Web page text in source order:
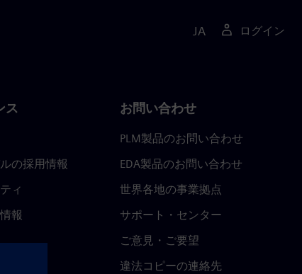
JA ログイン
ス
の採用情報
ィ
報
お問い合わせ
PLM製品のお問い合わせ
EDA製品のお問い合わせ
世界各地の事業拠点
サポート・センター
ご意見・ご要望
違法コピーの連絡先